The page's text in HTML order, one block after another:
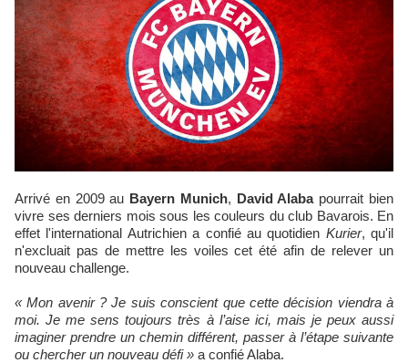
Arrivé en 2009 au Bayern Munich, David Alabapourrait bien
vivre ses derniers mois sous les couleurs du club Bavarois. En
effet l'international Autrichien a confié au quotidien Kurier, qu'il
n'excluait pas de mettre les voiles cet été afin de relever un
nouveau challenge.
« Mon avenir ? Je suis conscient que cette décision viendra à
moi. Je me sens toujours très à l’aise ici, mais je peux aussi
imaginer prendre un chemin différent, passer à l’étape suivante
ou chercher un nouveau défi » a confié Alaba.